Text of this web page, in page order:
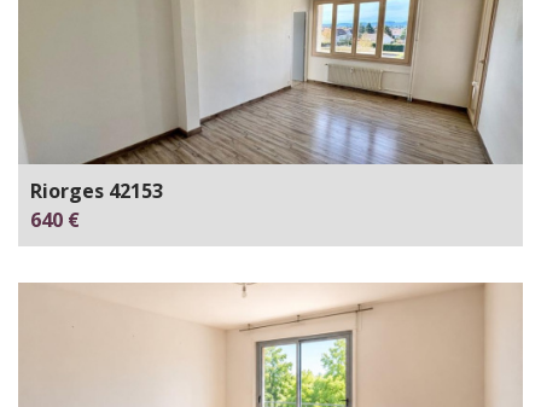
Riorges 42153
640 €